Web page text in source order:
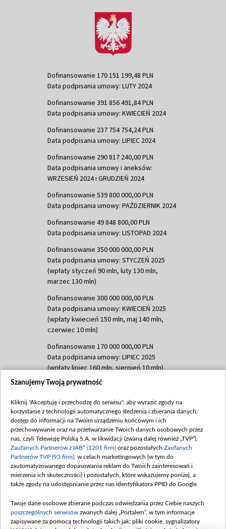
Dofinansowanie 170 151 199,48 PLN
Data podpisania umowy: LUTY 2024
Dofinansowanie 391 856 491,84 PLN
Data podpisania umowy: KWIECIEŃ 2024
Dofinansowanie 237 754 754,24 PLN
Data podpisania umowy: LIPIEC 2024
Dofinansowanie 290 817 240,00 PLN
Data podpisania umowy i aneksów:
WRZESIEŃ 2024 i GRUDZIEŃ 2024
Dofinansowanie 539 800 000,00 PLN
Data podpisania umowy: PAŹDZIERNIK 2024
Dofinansowanie 49 848 800,00 PLN
Data podpisania umowy: LISTOPAD 2024
Dofinansowanie 350 000 000,00 PLN
Data podpisania umowy: STYCZEŃ 2025
(wpłaty styczeń 90 mln, luty 130 mln,
marzec 130 mln)
Dofinansowanie 300 000 000,00 PLN
Data podpisania umowy: KWIECIEŃ 2025
(wpłaty kwiecień 150 mln, maj 140 mln,
czerwiec 10 mln)
Dofinansowanie 170 000 000,00 PLN
Data podpisania umowy: LIPIEC 2025
(wpłaty lipiec 160 mln, sierpień 10 mln)
Dofinansowanie 60 000 000,00 PLN
(wpłata wrzesień 60 mln)
Dofinansowanie 635 783 051,21 PLN
Data podpisania umowy: WRZESIEŃ 2025
(wpłata wrzesień 100 mln, październik 350
mln, listopad 265 mln)
Dofinansowanie 48 862 000,00 PLN
Data podpisania umowy: GRUDZIEŃ 2025
Dofinansowanie 900 000 000,00 PLN
Data podpisania umowy: LUTY 2026 (wpłata
Szanujemy Twoją prywatność
Kliknij "Akceptuję i przechodzę do serwisu", aby wyrazić zgody na
korzystanie z technologii automatycznego śledzenia i zbierania danych,
dostęp do informacji na Twoim urządzeniu końcowym i ich
przechowywanie oraz na przetwarzanie Twoich danych osobowych przez
nas, czyli Telewizję Polską S.A. w likwidacji (zwaną dalej również „TVP”),
Zaufanych Partnerów z IAB* (1201 firm) oraz pozostałych Zaufanych
Partnerów TVP (93 firm) , w celach marketingowych (w tym do
zautomatyzowanego dopasowania reklam do Twoich zainteresowań i
mierzenia ich skuteczności) i pozostałych, które wskazujemy poniżej, a
także zgody na udostępnianie przez nas identyfikatora PPID do Google.
Twoje dane osobowe zbierane podczas odwiedzania przez Ciebie naszych
poszczególnych serwisów zwanych dalej „Portalem”, w tym informacje
zapisywane za pomocą technologii takich jak: pliki cookie, sygnalizatory